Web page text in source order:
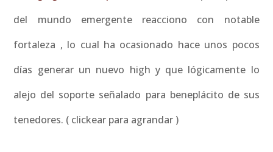
del mundo emergente reacciono con notable
fortaleza , lo cual ha ocasionado hace unos pocos
días generar un nuevo high y que lógicamente lo
alejo del soporte señalado para beneplácito de sus
tenedores. ( clickear para agrandar )